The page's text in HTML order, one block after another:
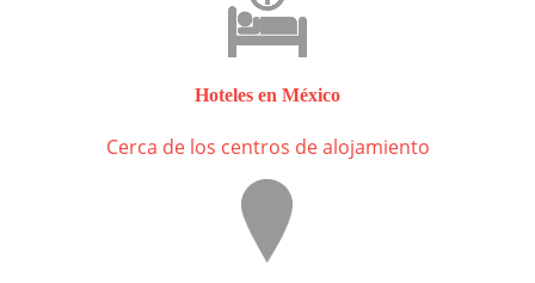
Hoteles en México
Cerca de los centros de alojamiento